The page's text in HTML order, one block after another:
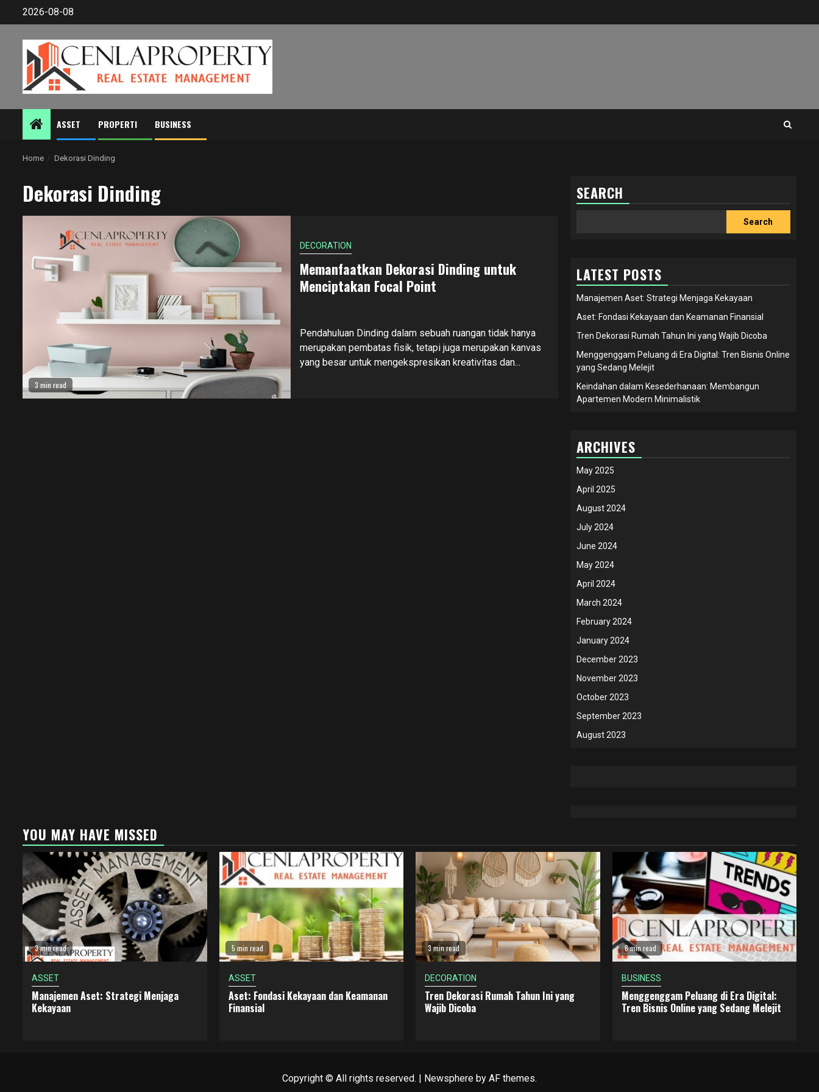
2026-08-08
ASSET PROPERTI BUSINESS
Home Dekorasi Dinding
Dekorasi Dinding
3 min read
DECORATION
Memanfaatkan Dekorasi Dinding untuk
Menciptakan Focal Point
Pendahuluan Dinding dalam sebuah ruangan tidak hanya
merupakan pembatas fisik, tetapi juga merupakan kanvas
yang besar untuk mengekspresikan kreativitas dan...
SEARCH
Search
LATEST POSTS
Manajemen Aset: Strategi Menjaga Kekayaan
Aset: Fondasi Kekayaan dan Keamanan Finansial
Tren Dekorasi Rumah Tahun Ini yang Wajib Dicoba
Menggenggam Peluang di Era Digital: Tren Bisnis Online
yang Sedang Melejit
Keindahan dalam Kesederhanaan: Membangun
Apartemen Modern Minimalistik
ARCHIVES
May 2025
April 2025
August 2024
July 2024
June 2024
May 2024
April 2024
March 2024
February 2024
January 2024
December 2023
November 2023
October 2023
September 2023
August 2023
YOU MAY HAVE MISSED
3 min read
ASSET
Manajemen Aset: Strategi Menjaga
Kekayaan
5 min read
ASSET
Aset: Fondasi Kekayaan dan Keamanan
Finansial
3 min read
DECORATION
Tren Dekorasi Rumah Tahun Ini yang
Wajib Dicoba
6 min read
BUSINESS
Menggenggam Peluang di Era Digital:
Tren Bisnis Online yang Sedang Melejit
Copyright © All rights reserved. | Newsphere by AF themes.